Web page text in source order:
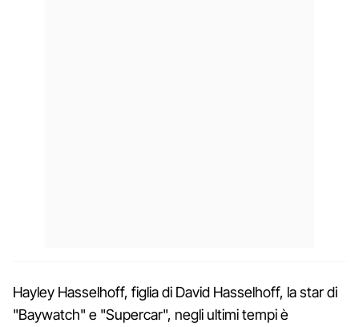
Hayley Hasselhoff, figlia di David Hasselhoff, la star di
"Baywatch" e "Supercar", negli ultimi tempi è